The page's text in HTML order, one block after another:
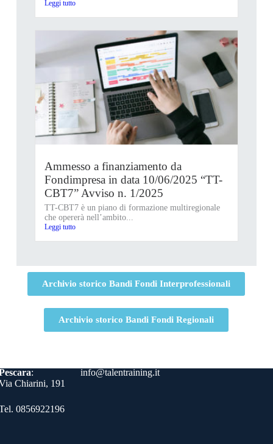
Leggi tutto
Ammesso a finanziamento da
Fondimpresa in data 10/06/2025 “TT-
CBT7” Avviso n. 1/2025
TT-CBT7 è un piano di formazione multiregionale
che opererà nell’ambito...
Leggi tutto
Archivio storico Bandi Fondi Interprofessionali
Archivio storico Bandi Fondi Regionali
info@talentraining.it
:
Chiarini, 191
0856922196